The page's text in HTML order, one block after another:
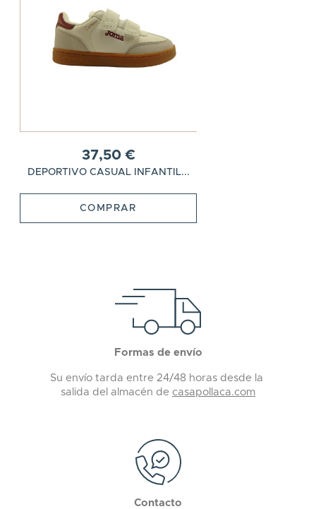
37,50 €
DEPORTIVO CASUAL INFANTIL...
COMPRAR
Formas de envío
Su envío tarda entre 24/48 horas desde la
salida del almacén de casapollaca.com
Contacto